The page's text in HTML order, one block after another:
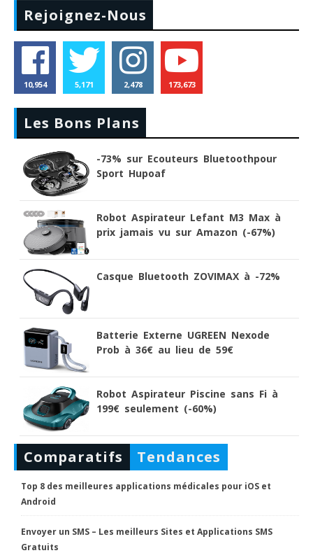
Rejoignez-Nous
10,954 5,171 2,478 173,673
Les Bons Plans
-73% sur Ecouteurs Bluetoothpour
Sport Hupoaf
Robot Aspirateur Lefant M3 Max à
prix jamais vu sur Amazon (-67%)
Casque Bluetooth ZOVIMAX à -72%
Batterie Externe UGREEN Nexode
Prob à 36€ au lieu de 59€
Robot Aspirateur Piscine sans Fi à
199€ seulement (-60%)
Comparatifs Tendances
Top 8 des meilleures applications médicales pour iOS et
Android
Envoyer un SMS – Les meilleurs Sites et Applications SMS
Gratuits